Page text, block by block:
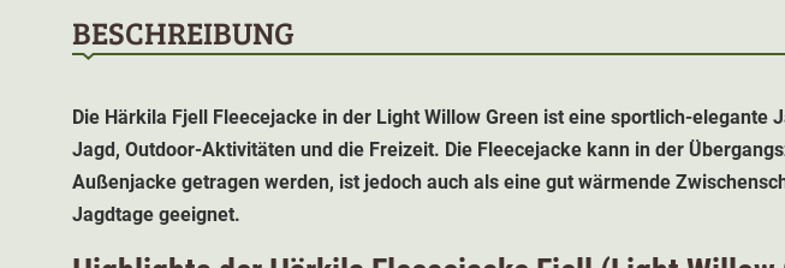
BESCHREIBUNG
Die Härkila Fjell Fleecejacke in der Light Willow Green ist eine sportlich-elegante
Jagd, Outdoor-Aktivitäten und die Freizeit. Die Fleecejacke kann in der
Außenjacke getragen werden, ist jedoch auch als eine gut wärmende
Jagdtage geeignet.